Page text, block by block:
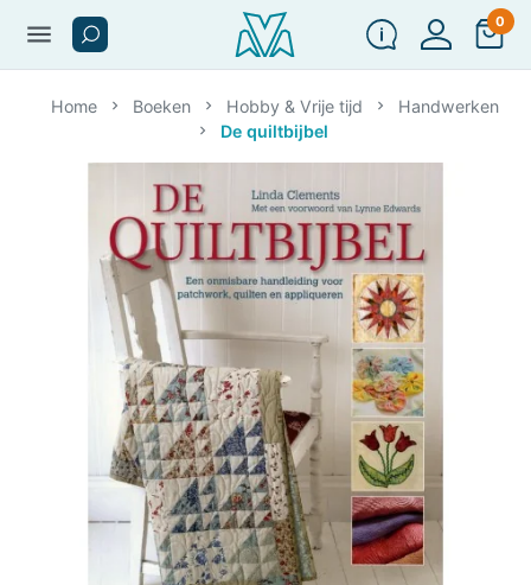
menu 0
Home Boeken Hobby & Vrije tijd
Handwerken
De quiltbijbel